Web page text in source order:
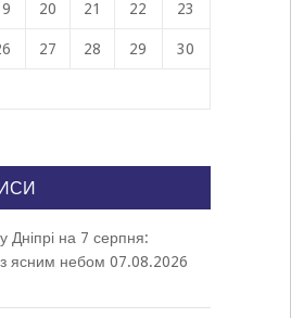
20 21 22 23
27 28 29 30
Дніпрі на 7 серпня:
ясним небом 07.08.2026